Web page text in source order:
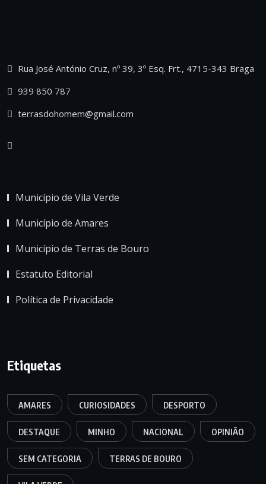
Rua José António Cruz, nº 39, 3º Esq. Frt., 4715-343 Braga
939 850 787
terrasdohomem@gmail.com
Município de Vila Verde
Município de Amares
Município de Terras de Bouro
Estatuto Editorial
Política de Privacidade
Etiquetas
AMARES CURIOSIDADES DESPORTO
DESTAQUE MINHO NACIONAL OPINIÃO
SEM CATEGORIA TERRAS DE BOURO